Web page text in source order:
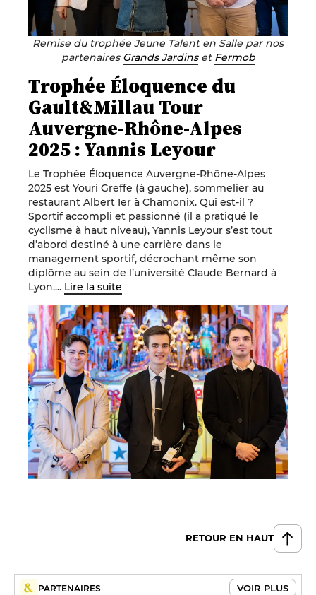
Remise du trophée Jeune Talent en Salle par nos
partenaires Grands Jardinset Fermob
Trophée Éloquence du
Gault&Millau Tour
Auvergne-Rhône-Alpes
2025 :Yannis Leyour
Le Trophée Éloquence Auvergne-Rhône-Alpes
2025 est Youri Greffe (à gauche), sommelier au
restaurant Albert Ier à Chamonix. Qui est-il ?
Sportif accompli et passionné (il a pratiqué le
cyclisme à haut niveau), Yannis Leyour s’est tout
d’abord destiné à une carrière dans le
management sportif, décrochant même son
diplôme au sein de l’université Claude Bernard à
Lyon.... Lire la suite
RETOUR EN HAUT
PARTENAIRES VOIR PLUS